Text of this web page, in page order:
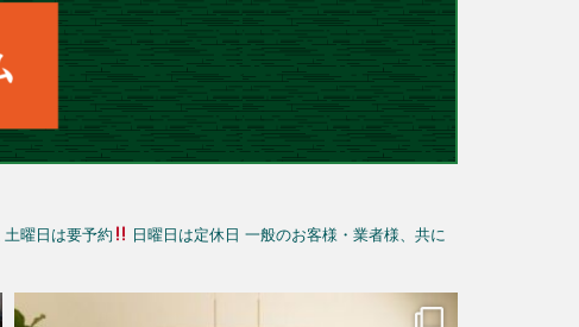
土曜日は要予約 日曜日は定休日 一般のお客様・業者様、共に